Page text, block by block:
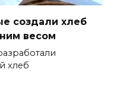
создали хлеб
весом
хлеб